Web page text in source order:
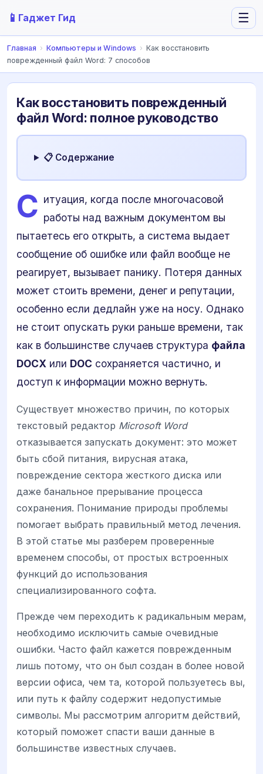
📱 Гаджет Гид ☰
Главная › Компьютеры и Windows › Как восстановить
поврежденный файл Word: 7 способов
Как восстановить поврежденный
файл Word: полное руководство
📋 Содержание
С итуация, когда после многочасовой
работы над важным документом вы
пытаетесь его открыть, а система выдает
сообщение об ошибке или файл вообще не
реагирует, вызывает панику. Потеря данных
может стоить времени, денег и репутации,
особенно если дедлайн уже на носу. Однако
не стоит опускать руки раньше времени, так
как в большинстве случаев структура файла
DOCX или DOC сохраняется частично, и
доступ к информации можно вернуть.
Существует множество причин, по которых
текстовый редактор Microsoft Word
отказывается запускать документ: это может
быть сбой питания, вирусная атака,
повреждение сектора жесткого диска или
даже банальное прерывание процесса
сохранения. Понимание природы проблемы
помогает выбрать правильный метод лечения.
В этой статье мы разберем проверенные
временем способы, от простых встроенных
функций до использования
специализированного софта.
Прежде чем переходить к радикальным мерам,
необходимо исключить самые очевидные
ошибки. Часто файл кажется поврежденным
лишь потому, что он был создан в более новой
версии офиса, чем та, которой пользуетесь вы,
или путь к файлу содержит недопустимые
символы. Мы рассмотрим алгоритм действий,
который поможет спасти ваши данные в
большинстве известных случаев.